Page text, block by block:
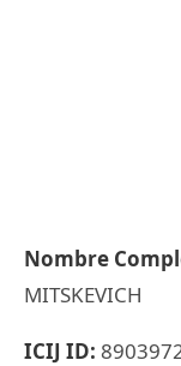
Nombre
MITSKEVICH
ICIJ ID: